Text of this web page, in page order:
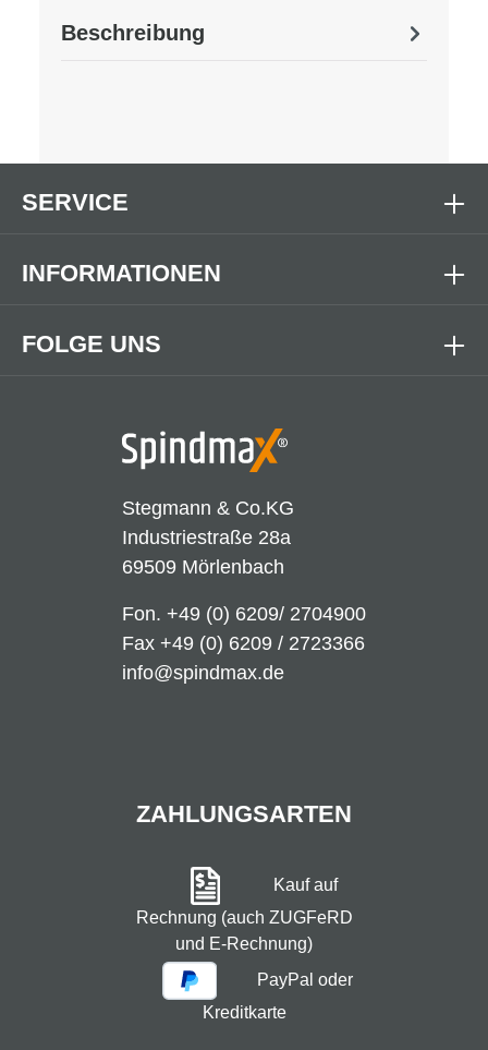
Beschreibung
Stegmann & Co.KG
Industriestraße 28a
69509 Mörlenbach
Fon. +49 (0) 6209/ 2704900
Fax +49 (0) 6209 / 2723366
info@spindmax.de
FOLGE UNS
SERVICE
INFORMATIONEN
ZAHLUNGSARTEN
Kauf auf
Rechnung (auch ZUGFeRD
und E-Rechnung)
PayPal oder
Kreditkarte